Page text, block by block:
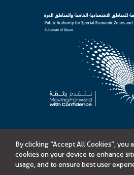
الخاصة والمناطق الحرة
الرخصة الحكومية المفتوحة - سلطنة عُمان
By clicking “Accept All Cookies”, you
cookies on your device to enhance
usage, and to ensure best user